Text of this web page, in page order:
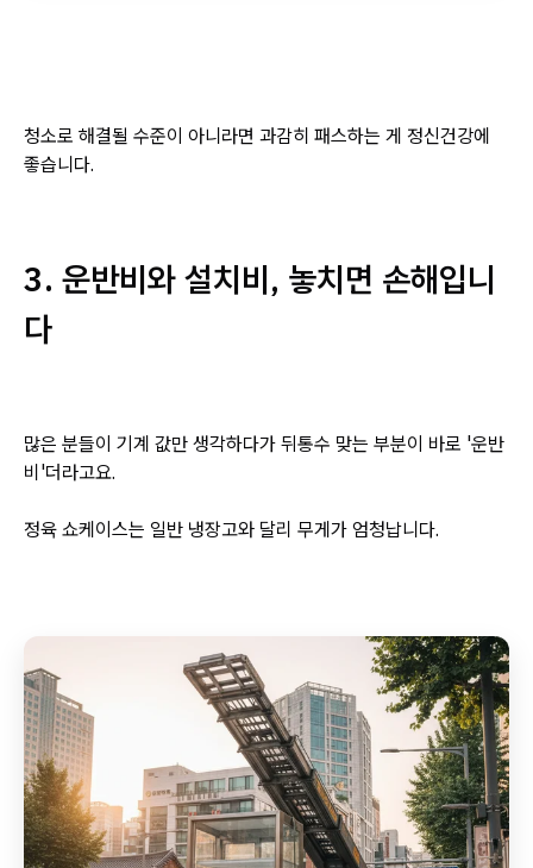
청소로 해결될 수준이 아니라면 과감히 패스하는 게 정신건강에
좋습니다.
3. 운반비와 설치비, 놓치면 손해입니
다
많은 분들이 기계 값만 생각하다가 뒤통수 맞는 부분이 바로 '운반
비'더라고요.
정육 쇼케이스는 일반 냉장고와 달리 무게가 엄청납니다.